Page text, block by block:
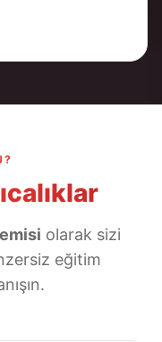
olarak sizi
eğitim